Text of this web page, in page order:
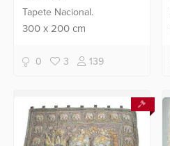
Tapete Nacional.
300x 200cm
0 3 139